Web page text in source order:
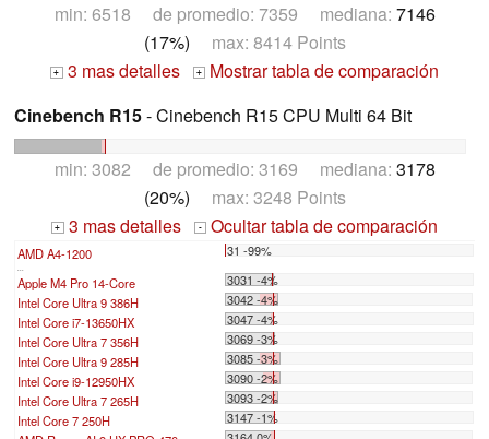
min: 6518 de promedio: 7359 mediana: 7146
(17%) max: 8414 Points
+ 3 mas detalles +
Mostrar tabla de comparación
Cinebench R15- Cinebench R15 CPU Multi 64 Bit
min: 3082 de promedio: 3169 mediana: 3178
(20%) max: 3248 Points
+ 3 mas detalles - Ocultar tabla de comparación
AMD A4-1200 31 -99%
...
Apple M4 Pro 14-Core
3031 -4%
Intel Core Ultra 9 386H
3042 -4%
Intel Core i7-13650HX
3047 -4%
Intel Core Ultra 7 356H
3069 -3%
Intel Core Ultra 9 285H
3085 -3%
Intel Core i9-12950HX
3090 -2%
Intel Core Ultra 7 265H
3093 -2%
Intel Core 7 250H
3147 -1%